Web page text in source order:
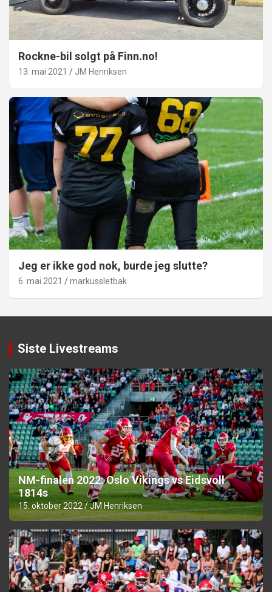
Rockne-bil solgt på Finn.no!
13. mai 2021 JM Henriksen
Jeg er ikke god nok, burde jeg slutte?
6. mai 2021 markussletbak
Siste Livestreams
NM-finalen 2022: Oslo Vikings vs Eidsvoll
1814s
15. oktober 2022 JM Henriksen